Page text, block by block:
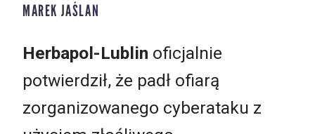
MAREK JAŚLAN
Herbapol-Lublin oficjalnie
potwierdził, że padł ofiarą
zorganizowanego cyberataku z